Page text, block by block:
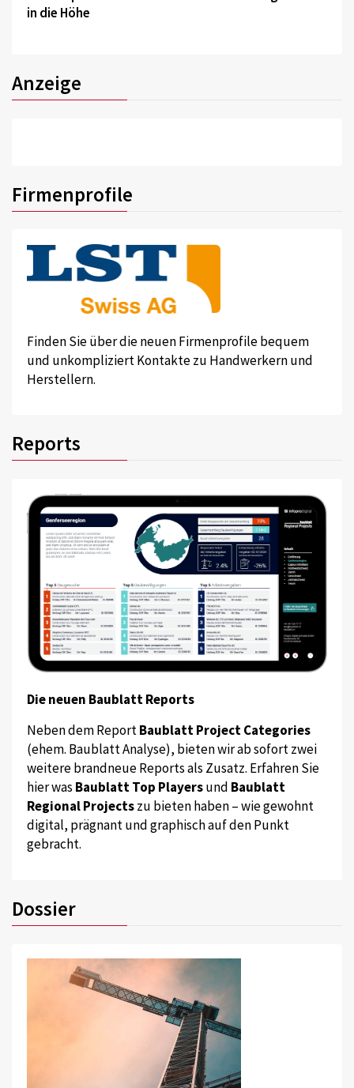
in die Höhe
Anzeige
Firmenprofile
Finden Sie über die neuen Firmenprofile bequem
und unkompliziert Kontakte zu Handwerkern und
Herstellern.
Reports
Die neuen Baublatt Reports
Neben dem ReportBaublatt Project Categories
(ehem. Baublatt Analyse), bieten wir ab sofort zwei
weitere brandneue Reports als Zusatz. Erfahren Sie
hier was Baublatt Top Playersund Baublatt
Regional Projectszu bieten haben – wie gewohnt
digital, prägnant und graphisch auf den Punkt
gebracht.
Dossier